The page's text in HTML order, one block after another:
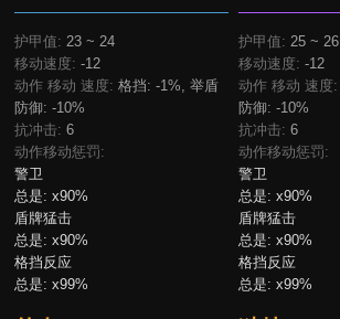
护甲值: 23 ~ 24
移动速度: -12
动作 移动 速度: 格挡: -1%, 举盾
防御: -10%
抗冲击: 6
动作移动惩罚:
警卫
总是: x90%
盾牌猛击
总是: x90%
格挡反应
总是: x99%
护甲值: 25 ~ 26
移动速度: -12
动作 移动 速度:
防御: -10%
抗冲击: 6
动作移动惩罚:
警卫
总是: x90%
盾牌猛击
总是: x90%
格挡反应
总是: x99%